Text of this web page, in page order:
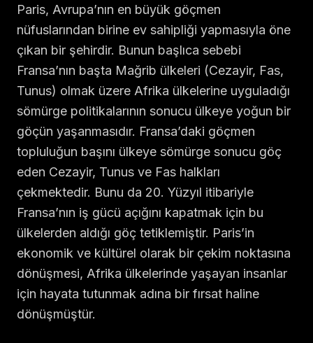
Paris, Avrupa’nın en büyük göçmen
nüfuslarından birine ev sahipliği yapmasıyla öne
çıkan bir şehirdir. Bunun başlıca sebebi
Fransa’nın başta Mağrib ülkeleri (Cezayir, Fas,
Tunus) olmak üzere Afrika ülkelerine uyguladığı
sömürge politikalarının sonucu ülkeye yoğun bir
göçün yaşanmasıdır. Fransa’daki göçmen
topluluğun başını ülkeye sömürge sonucu göç
eden Cezayir, Tunus ve Fas halkları
çekmektedir. Bunu da 20. Yüzyıl itibariyle
Fransa’nın iş gücü açığını kapatmak için bu
ülkelerden aldığı göç tetiklemiştir. Paris’in
ekonomik ve kültürel olarak bir çekim noktasına
dönüşmesi, Afrika ülkelerinde yaşayan insanlar
için hayata tutunmak adına bir fırsat haline
dönüşmüştür.